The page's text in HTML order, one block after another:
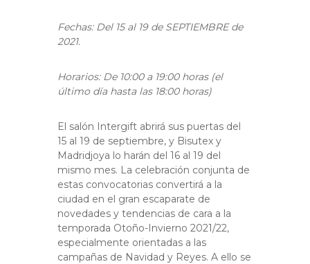
Fechas: Del 15 al 19 de SEPTIEMBRE de
2021.
Horarios: De 10:00 a 19:00 horas (el
último día hasta las 18:00 horas)
El salón Intergift abrirá sus puertas del
15 al 19 de septiembre, y Bisutex y
Madridjoya lo harán del 16 al 19 del
mismo mes. La celebración conjunta de
estas convocatorias convertirá a la
ciudad en el gran escaparate de
novedades y tendencias de cara a la
temporada Otoño-Invierno 2021/22,
especialmente orientadas a las
campañas de Navidad y Reyes. A ello se